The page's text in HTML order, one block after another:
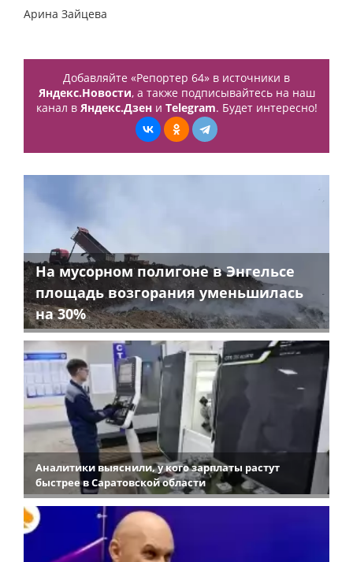
Арина Зайцева
Добавляйте «Репортер 64» в источники в
Яндекс.Новости, а также подписывайтесь на наш
канал в Яндекс.Дзени Telegram. Будет интересно!
На мусорном полигоне в Энгельсе
площадь возгорания уменьшилась
на 30%
Аналитики выяснили, у кого зарплаты растут
быстрее в Саратовской области